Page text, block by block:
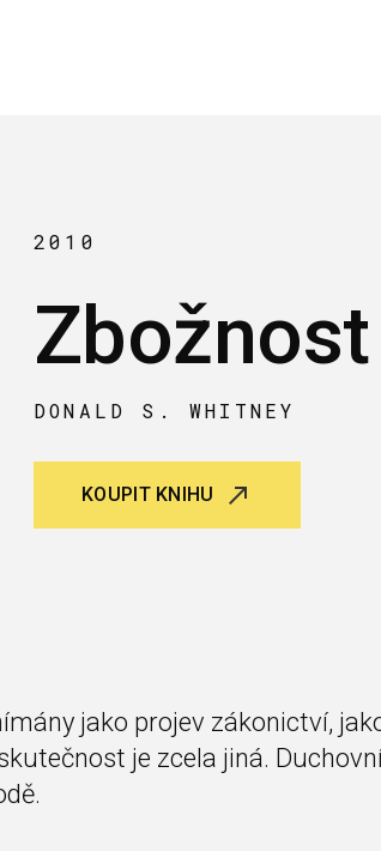
2010
DONALD S. WHITNEY
KOUPIT KNIHU
jako projev zákonictví,
je zcela jiná.